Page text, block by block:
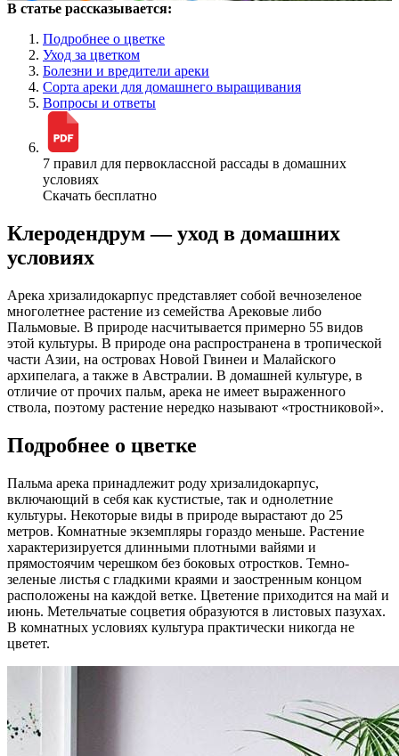
В статье рассказывается:
Подробнее о цветке
Уход за цветком
Болезни и вредители ареки
Сорта ареки для домашнего выращивания
Вопросы и ответы
7 правил для первоклассной рассады в домашних
условиях
Скачать бесплатно
Клеродендрум — уход в домашних
условиях
Арека хризалидокарпус представляет собой вечнозеленое
многолетнее растение из семейства Арековые либо
Пальмовые. В природе насчитывается примерно 55 видов
этой культуры. В природе она распространена в тропической
части Азии, на островах Новой Гвинеи и Малайского
архипелага, а также в Австралии. В домашней культуре, в
отличие от прочих пальм, арека не имеет выраженного
ствола, поэтому растение нередко называют «тростниковой».
Подробнее о цветке
Пальма арека принадлежит роду хризалидокарпус,
включающий в себя как кустистые, так и однолетние
культуры. Некоторые виды в природе вырастают до 25
метров. Комнатные экземпляры гораздо меньше. Растение
характеризируется длинными плотными вайями и
прямостоячим черешком без боковых отростков. Темно-
зеленые листья с гладкими краями и заостренным концом
расположены на каждой ветке. Цветение приходится на май и
июнь. Метельчатые соцветия образуются в листовых пазухах.
В комнатных условиях культура практически никогда не
цветет.